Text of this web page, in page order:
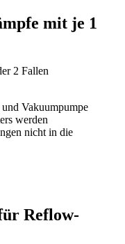
mit je 1
2 Fallen
Vakuumpumpe
werden
nicht in die
Reflow-